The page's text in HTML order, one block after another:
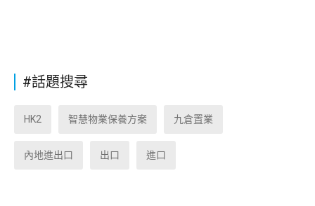
#話題搜尋
HK2 智慧物業保養方案 九倉置業
內地進出口 出口 進口